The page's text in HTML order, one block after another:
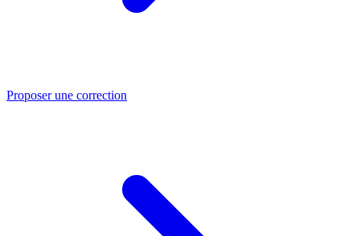
Proposer une correction